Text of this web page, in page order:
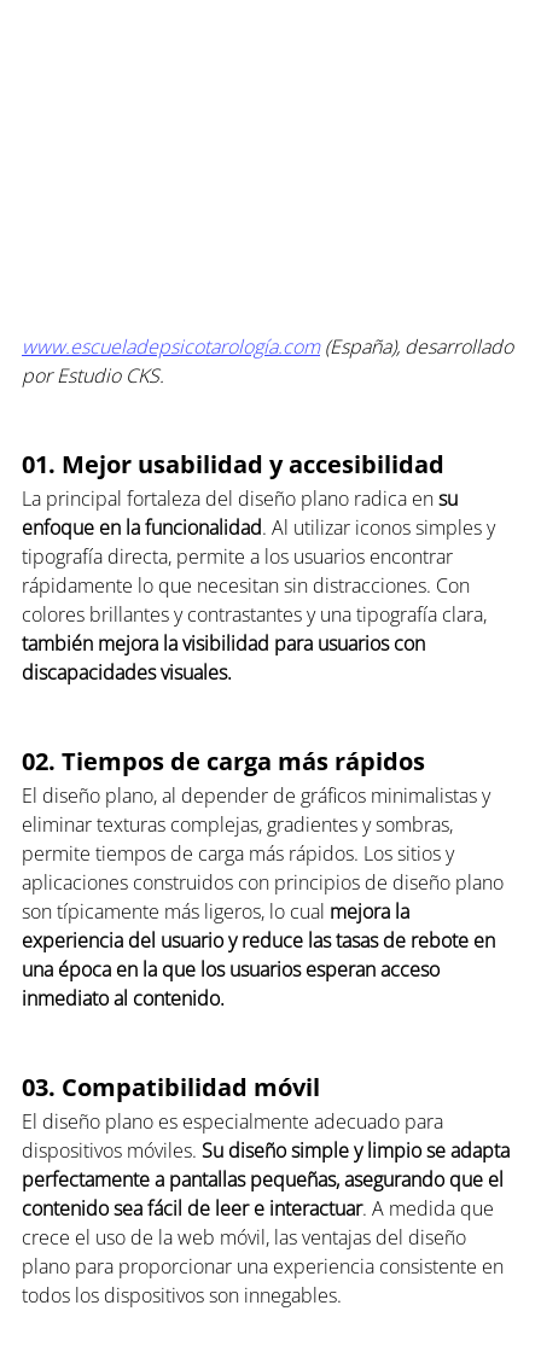
www.escueladepsicotarología.com (España), desarrollado
por Estudio CKS.
01. Mejor usabilidad y accesibilidad
La principal fortaleza del diseño plano radica en su
enfoque en la funcionalidad. Al utilizar iconos simples y
tipografía directa, permite a los usuarios encontrar
rápidamente lo que necesitan sin distracciones. Con
colores brillantes y contrastantes y una tipografía clara,
también mejora la visibilidad para usuarios con
discapacidades visuales.
02. Tiempos de carga más rápidos
El diseño plano, al depender de gráficos minimalistas y
eliminar texturas complejas, gradientes y sombras,
permite tiempos de carga más rápidos. Los sitios y
aplicaciones construidos con principios de diseño plano
son típicamente más ligeros, lo cual mejora la
experiencia del usuario y reduce las tasas de rebote en
una época en la que los usuarios esperan acceso
inmediato al contenido.
03. Compatibilidad móvil
El diseño plano es especialmente adecuado para
dispositivos móviles. Su diseño simple y limpio se adapta
perfectamente a pantallas pequeñas, asegurando que el
contenido sea fácil de leer e interactuar. A medida que
crece el uso de la web móvil, las ventajas del diseño
plano para proporcionar una experiencia consistente en
todos los dispositivos son innegables.